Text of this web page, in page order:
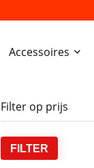
Accessoires
Filter op prijs
FILTER